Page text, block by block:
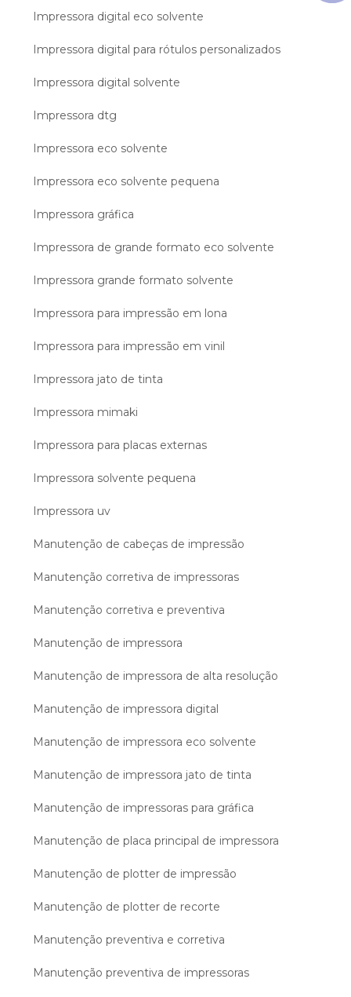
Impressora digital eco solvente
Impressora digital para rótulos personalizados
Impressora digital solvente
Impressora dtg
Impressora eco solvente
Impressora eco solvente pequena
Impressora gráfica
Impressora de grande formato eco solvente
Impressora grande formato solvente
Impressora para impressão em lona
Impressora para impressão em vinil
Impressora jato de tinta
Impressora mimaki
Impressora para placas externas
Impressora solvente pequena
Impressora uv
Manutenção de cabeças de impressão
Manutenção corretiva de impressoras
Manutenção corretiva e preventiva
Manutenção de impressora
Manutenção de impressora de alta resolução
Manutenção de impressora digital
Manutenção de impressora eco solvente
Manutenção de impressora jato de tinta
Manutenção de impressoras para gráfica
Manutenção de placa principal de impressora
Manutenção de plotter de impressão
Manutenção de plotter de recorte
Manutenção preventiva e corretiva
Manutenção preventiva de impressoras